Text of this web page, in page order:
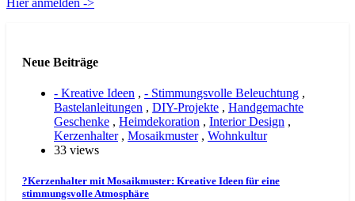
Neue Beiträge
- Kreative Ideen , - Stimmungsvolle Beleuchtung ,
Bastelanleitungen , DIY-Projekte , Handgemachte
Geschenke , Heimdekoration , Interior Design ,
Kerzenhalter, Mosaikmuster, Wohnkultur
33 views
?Kerzenhalter mit Mosaikmuster: Kreative Ideen für eine
stimmungsvolle Atmosphäre